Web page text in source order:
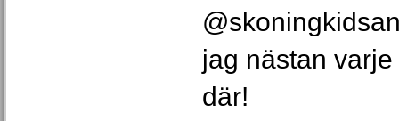
jag nästan
där!